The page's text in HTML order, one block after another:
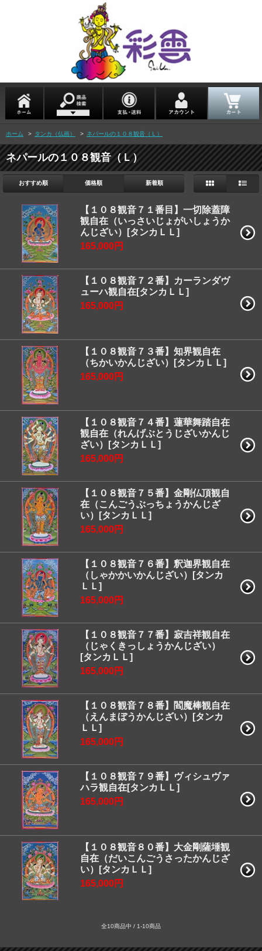
ホーム > タンカ（仏画） > ネパールの１０８観音（Ｌ）
ネパールの１０８観音（Ｌ）
おすすめ順 価格順 新着順
【１０８観音７１番目】一切除蓋障
観自在（いっさいじょがいしょうか
んじざい）[タンカＬＬ]
165,000円
【１０８観音７２番】カーランダヴ
ューハ観自在[タンカＬＬ]
165,000円
【１０８観音７３番】知界観自在
（ちかいかんじざい）[タンカＬＬ]
165,000円
【１０８観音７４番】蓮華舞踏自在
観自在（れんげぶとうじざいかんじ
ざい）[タンカＬＬ]
165,000円
【１０８観音７５番】金剛仏頂観自
在（こんごうぶっちょうかんじざ
い）[タンカＬＬ]
165,000円
【１０８観音７６番】釈迦界観自在
（しゃかかいかんじざい）[タンカ
ＬＬ]
165,000円
【１０８観音７７番】寂吉祥観自在
（じゃくきっしょうかんじざい）
[タンカＬＬ]
165,000円
【１０８観音７８番】閻魔棒観自在
（えんまぼうかんじざい）[タンカ
ＬＬ]
165,000円
【１０８観音７９番】ヴィシュヴァ
ハラ観自在[タンカＬＬ]
165,000円
【１０８観音８０番】大金剛薩埵観
自在（だいこんごうさったかんじざ
い）[タンカＬＬ]
165,000円
全10商品中 / 1-10商品